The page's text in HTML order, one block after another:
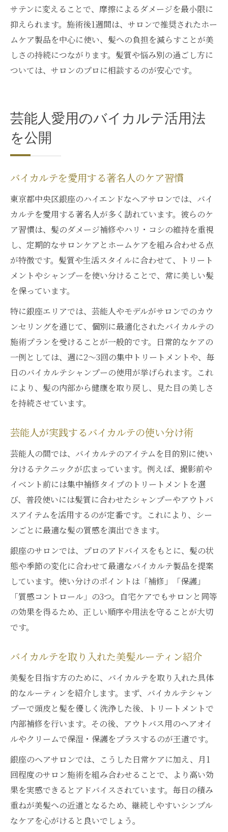
サテンに変えることで、摩擦によるダメージを最小限に
抑えられます。施術後1週間は、サロンで推奨されたホー
ムケア製品を中心に使い、髪への負担を減らすことが美
しさの持続につながります。髪質や悩み別の過ごし方に
ついては、サロンのプロに相談するのが安心です。
芸能人愛用のバイカルテ活用法
を公開
バイカルテを愛用する著名人のケア習慣
東京都中央区銀座のハイエンドなヘアサロンでは、バイ
カルテを愛用する著名人が多く訪れています。彼らのケ
ア習慣は、髪のダメージ補修やハリ・コシの維持を重視
し、定期的なサロンケアとホームケアを組み合わせる点
が特徴です。髪質や生活スタイルに合わせて、トリート
メントやシャンプーを使い分けることで、常に美しい髪
を保っています。
特に銀座エリアでは、芸能人やモデルがサロンでのカウ
ンセリングを通じて、個別に最適化されたバイカルテの
施術プランを受けることが一般的です。日常的なケアの
一例としては、週に2～3回の集中トリートメントや、毎
日のバイカルテシャンプーの使用が挙げられます。これ
により、髪の内部から健康を取り戻し、見た目の美しさ
を持続させています。
芸能人が実践するバイカルテの使い分け術
芸能人の間では、バイカルテのアイテムを目的別に使い
分けるテクニックが広まっています。例えば、撮影前や
イベント前には集中補修タイプのトリートメントを選
び、普段使いには髪質に合わせたシャンプーやアウトバ
スアイテムを活用するのが定番です。これにより、シー
ンごとに最適な髪の質感を演出できます。
銀座のサロンでは、プロのアドバイスをもとに、髪の状
態や季節の変化に合わせて最適なバイカルテ製品を提案
しています。使い分けのポイントは「補修」「保護」
「質感コントロール」の3つ。自宅ケアでもサロンと同等
の効果を得るため、正しい順序や用法を守ることが大切
です。
バイカルテを取り入れた美髪ルーティン紹介
美髪を目指す方のために、バイカルテを取り入れた具体
的なルーティンを紹介します。まず、バイカルテシャン
プーで頭皮と髪を優しく洗浄した後、トリートメントで
内部補修を行います。その後、アウトバス用のヘアオイ
ルやクリームで保湿・保護をプラスするのが王道です。
銀座のヘアサロンでは、こうした日常ケアに加え、月1
回程度のサロン施術を組み合わせることで、より高い効
果を実感できるとアドバイスされています。毎日の積み
重ねが美髪への近道となるため、継続しやすいシンプル
なケアを心がけると良いでしょう。